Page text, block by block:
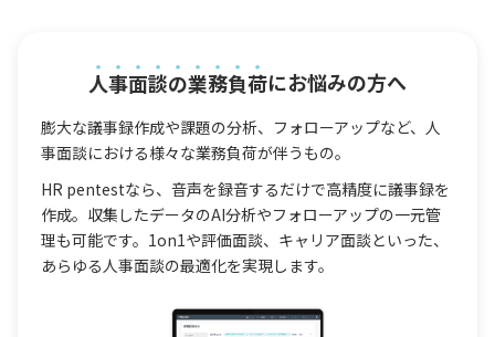
人事面談の業務負荷にお悩みの方へ
膨大な議事録作成や課題の分析、フォローアップなど、人
事面談における様々な業務負荷が伴うもの。
HR pentestなら、音声を録音するだけで高精度に議事録を
作成。収集したデータのAI分析やフォローアップの一元管
理も可能です。1on1や評価面談、キャリア面談といった、
あらゆる人事面談の最適化を実現します。